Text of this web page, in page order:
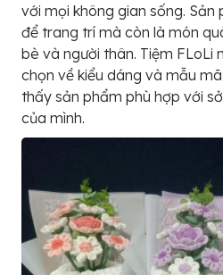
với mọi không gian sống. Sản
để trang trí mà còn là món
bè và người thân. Tiệm FLoLi
chọn về kiểu dáng và mẫu
thấy sản phẩm phù hợp với
của mình.